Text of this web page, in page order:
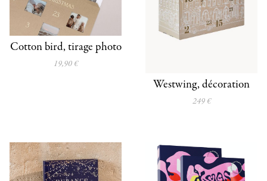
Cotton bird, tirage photo
19,90 €
Westwing, décoration
249 €